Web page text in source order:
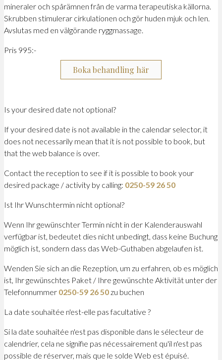
mineraler och spårämnen från de varma terapeutiska källorna.
Skrubben stimulerar cirkulationen och gör huden mjuk och len.
Avslutas med en välgörande ryggmassage.
Pris 995:-
Boka behandling här
Is your desired date not optional?
If your desired date is not available in the calendar selector, it
does not necessarily mean that it is not possible to book, but
that the web balance is over.
Contact the reception to see if it is possible to book your
desired package / activity by calling: 0250-59 26 50
Ist Ihr Wunschtermin nicht optional?
Wenn Ihr gewünschter Termin nicht in der Kalenderauswahl
verfügbar ist, bedeutet dies nicht unbedingt, dass keine Buchung
möglich ist, sondern dass das Web-Guthaben abgelaufen ist.
Wenden Sie sich an die Rezeption, um zu erfahren, ob es möglich
ist, Ihr gewünschtes Paket / Ihre gewünschte Aktivität unter der
Telefonnummer 0250-59 26 50 zu buchen
La date souhaitée n'est-elle pas facultative ?
Si la date souhaitée n'est pas disponible dans le sélecteur de
calendrier, cela ne signifie pas nécessairement qu'il n'est pas
possible de réserver, mais que le solde Web est épuisé.